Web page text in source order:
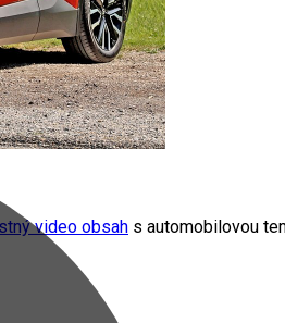
video obsah s automobilovou